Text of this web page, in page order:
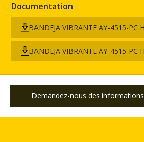
Documentation
BANDEJA VIBRANTE AY-4515-PC
BANDEJA VIBRANTE AY-4515-PC
Demandez-nous des